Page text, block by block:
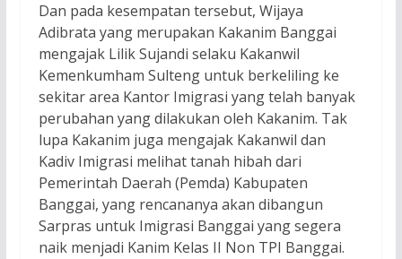
Dan pada kesempatan tersebut, Wijaya
Adibrata yang merupakan Kakanim Banggai
mengajak Lilik Sujandi selaku Kakanwil
Kemenkumham Sulteng untuk berkeliling ke
sekitar area Kantor Imigrasi yang telah banyak
perubahan yang dilakukan oleh Kakanim. Tak
lupa Kakanim juga mengajak Kakanwil dan
Kadiv Imigrasi melihat tanah hibah dari
Pemerintah Daerah (Pemda) Kabupaten
Banggai, yang rencananya akan dibangun
Sarpras untuk Imigrasi Banggai yang segera
naik menjadi Kanim Kelas II Non TPI Banggai.